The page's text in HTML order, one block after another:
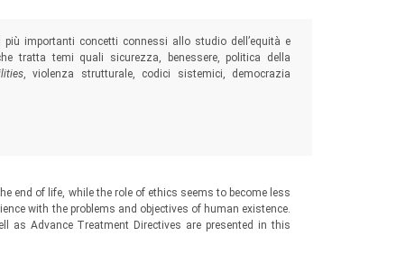
importanti concetti connessi allo studio dell’equità e
tratta temi quali sicurezza, benessere, politica della
, violenza strutturale, codici sistemici, democrazia
end of life, while the role of ethics seems to become less
with the problems and objectives of human existence.
as Advance Treatment Directives are presented in this